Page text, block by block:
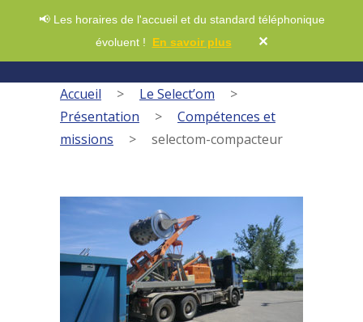
📢 Les horaires de l'accueil et du standard téléphonique
évoluent ! En savoir plus ✕
Accueil > Le Select’om
>
Présentation
>
Compétences et
missions
> selectom-compacteur